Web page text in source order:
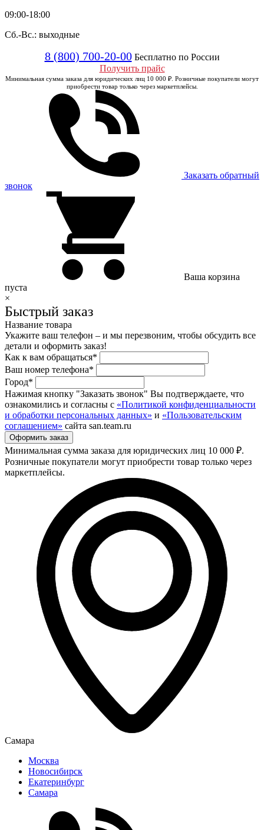
09:00-18:00
Сб.-Вс.: выходные
8 (800) 700-20-00 Бесплатно по России
Получить прайс
Минимальная сумма заказа для юридических лиц 10 000 ₽. Розничные покупатели могут
приобрести товар только через маркетплейсы.
Заказать обратный
звонок
Ваша корзина
пуста
×
Быстрый заказ
Название товара
Укажите ваш телефон – и мы перезвоним, чтобы обсудить все
детали и оформить заказ!
Как к вам обращаться*
Ваш номер телефона*
Город*
Нажимая кнопку "Заказать звонок" Вы подтверждаете, что
ознакомились и согласны с «Политикой конфиденциальности
и обработки персональных данных» и «Пользовательским
соглашением» сайта san.team.ru
Минимальная сумма заказа для юридических лиц 10 000 ₽.
Розничные покупатели могут приобрести товар только через
маркетплейсы.
Самара
Москва
Новосибирск
Екатеринбург
Самара